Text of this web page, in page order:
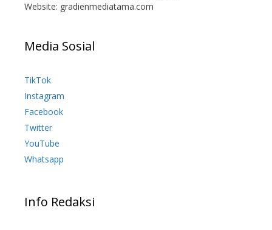
Website: gradienmediatama.com
Media Sosial
TikTok
Instagram
Facebook
Twitter
YouTube
Whatsapp
Info Redaksi